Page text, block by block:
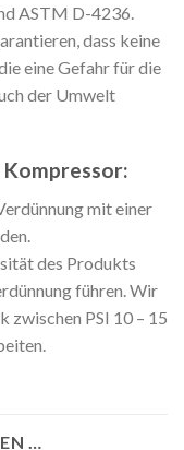
ASTM D-4236.
dass keine
eine Gefahr für die
der Umwelt
mit einer
des Produkts
führen. Wir
zwischen PSI 10 – 15
…